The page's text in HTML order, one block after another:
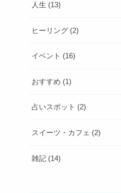
人生 (13)
ヒーリング (2)
イベント (16)
おすすめ (1)
占いスポット (2)
スイーツ・カフェ (2)
雑記 (14)